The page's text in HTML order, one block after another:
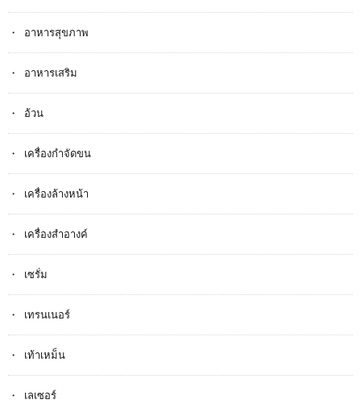
อาหารสุขภาพ
อาหารเสริม
อ้วน
เครื่องกำจัดขน
เครื่องล้างหน้า
เครื่องสำอางค์
เซรั่ม
เทรนเนอร์
เท้าเหม็น
เลเซอร์